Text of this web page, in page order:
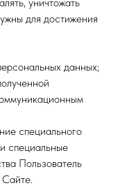
для достижения
данных;
специального
специальные
Пользователь
Сайте.